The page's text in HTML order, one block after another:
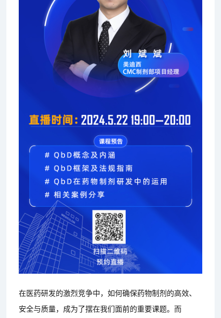
在医药研发的激烈竞争中，如何确保药物制剂的高效、
安全与质量，成为了摆在我们面前的重要课题。而